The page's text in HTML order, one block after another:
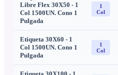
Libre Flex 30X50 - 1
Col 1500UN. Cono 1
Pulgada
1
Col
Etiqueta 30X60 - 1
Col 1500UN. Cono 1
Pulgada
1
Col